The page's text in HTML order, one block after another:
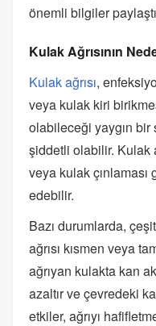
önemli bilgiler
Kulak Ağrısının
Kulak ağrısı,
veya kulak kiri
olabileceği yaygın bir
şiddetli olabilir. Kulak
veya kulak
edebilir.
Bazı durumlarda,
ağrısı kısmen veya
ağrıyan kulakta kan
azaltır ve çevredeki
etkiler, ağrıyı